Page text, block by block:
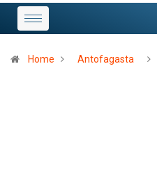
Home Antofagasta